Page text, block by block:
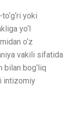
yoki
yo‘l
o‘z
vakili sifatida
bilan bog‘liq
intizomiy